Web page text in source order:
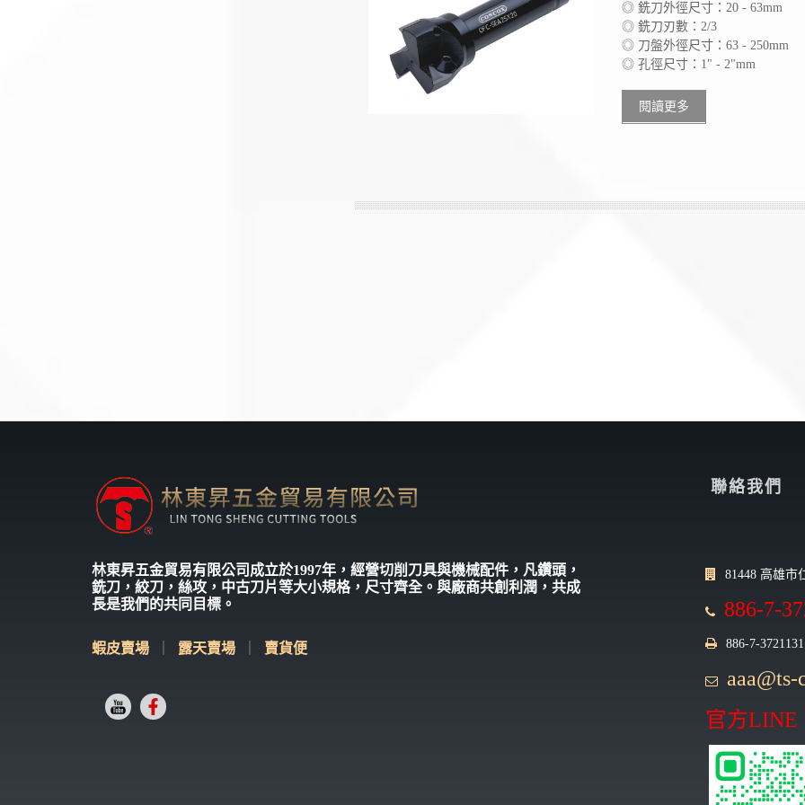
◎ 銑刀外徑尺寸：20 - 63mm
◎ 銑刀刃數：2/3
◎ 刀盤外徑尺寸：63 - 250mm
◎ 孔徑尺寸：1" - 2"mm
閱讀更多
林東昇五金貿易有限公司成立於1997年，經營切削刀具與機械配件，凡鑽頭，
銑刀，絞刀，絲攻，中古刀片等大小規格，尺寸齊全。與廠商共創利潤，共成
長是我們的共同目標。
蝦皮賣場 露天賣場 賣貨便
聯絡我們
81448 高雄市
886-7-
886-7-3721131
官方LINE